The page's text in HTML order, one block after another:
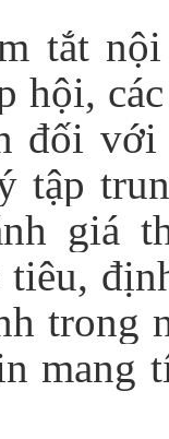
tắt
hội,
đối
tập
giá
trong
mang